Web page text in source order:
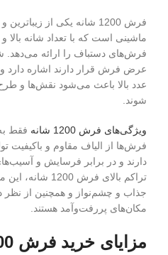
فرش 1200 شانه یکی از
ماشینی است که با تعداد شانه بالا
فرش‌های دستباف را ارائه می‌دهد.
عدد بالا باعث می‌شود نقش‌ها و
شوند.
ویژگی‌های فرش 1200 شانه
فقط
فرش‌ها از الیاف مقاوم و باکیفیت
دارند و در برابر فرسایش و
تراکم بالای فرش
جذاب و چشم‌نواز و همچنین از نظر
مکان‌های پررفت‌وآمد هستند.